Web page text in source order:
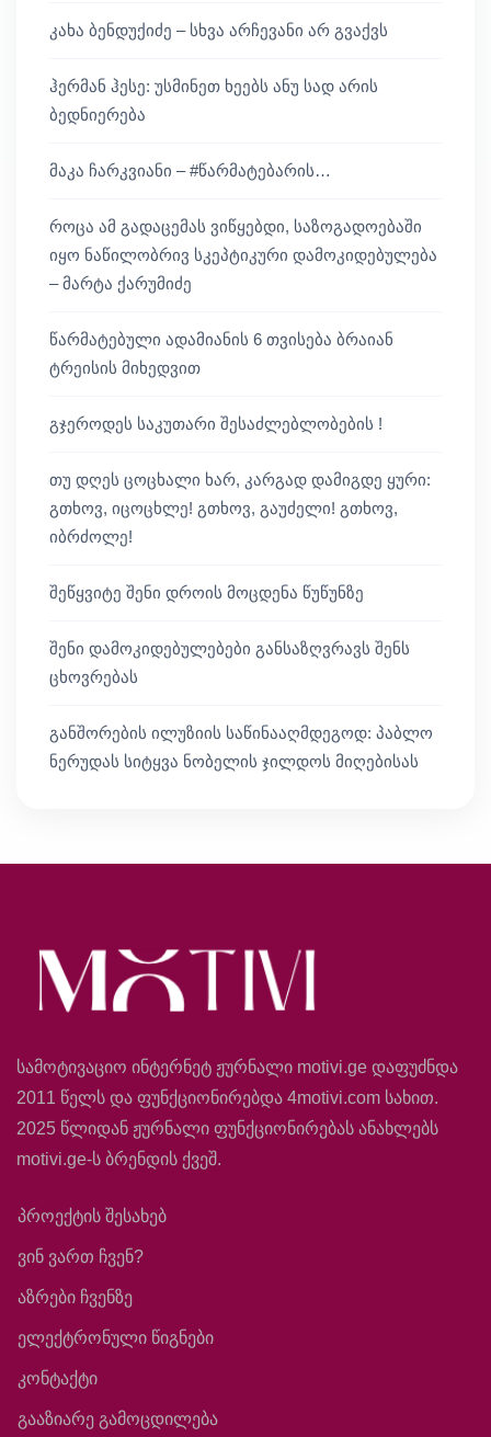
კახა ბენდუქიძე – სხვა არჩევანი არ გვაქვს
ჰერმან ჰესე: უსმინეთ ხეებს ანუ სად არის
ბედნიერება
მაკა ჩარკვიანი – #წარმატებარის…
როცა ამ გადაცემას ვიწყებდი, საზოგადოებაში
იყო ნაწილობრივ სკეპტიკური დამოკიდებულება
– მარტა ქარუმიძე
წარმატებული ადამიანის 6 თვისება ბრაიან
ტრეისის მიხედვით
გჯეროდეს საკუთარი შესაძლებლობების !
თუ დღეს ცოცხალი ხარ, კარგად დამიგდე ყური:
გთხოვ, იცოცხლე! გთხოვ, გაუძელი! გთხოვ,
იბრძოლე!
შეწყვიტე შენი დროის მოცდენა წუწუნზე
შენი დამოკიდებულებები განსაზღვრავს შენს
ცხოვრებას
განშორების ილუზიის საწინააღმდეგოდ: პაბლო
ნერუდას სიტყვა ნობელის ჯილდოს მიღებისას
სამოტივაციო ინტერნეტ ჟურნალი motivi.ge დაფუძნდა
2011 წელს და ფუნქციონირებდა 4motivi.com სახით.
2025 წლიდან ჟურნალი ფუნქციონირებას ანახლებს
motivi.ge-ს ბრენდის ქვეშ.
პროექტის შესახებ
ვინ ვართ ჩვენ?
აზრები ჩვენზე
ელექტრონული წიგნები
კონტაქტი
გააზიარე გამოცდილება